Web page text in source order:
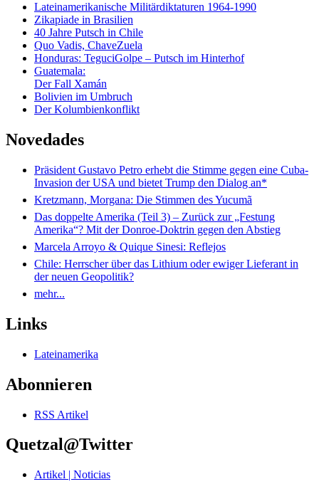
Lateinamerikanische Militärdiktaturen 1964-1990
Zikapiade in Brasilien
40 Jahre Putsch in Chile
Quo Vadis, ChaveZuela
Honduras: TeguciGolpe – Putsch im Hinterhof
Guatemala:
Der Fall Xamán
Bolivien im Umbruch
Der Kolumbienkonflikt
Novedades
Präsident Gustavo Petro erhebt die Stimme gegen eine Cuba-
Invasion der USA und bietet Trump den Dialog an*
Kretzmann, Morgana: Die Stimmen des Yucumã
Das doppelte Amerika (Teil 3) – Zurück zur „Festung
Amerika“? Mit der Donroe-Doktrin gegen den Abstieg
Marcela Arroyo & Quique Sinesi: Reflejos
Chile: Herrscher über das Lithium oder ewiger Lieferant in
der neuen Geopolitik?
mehr...
Links
Lateinamerika
Abonnieren
RSS Artikel
Quetzal@Twitter
Artikel | Noticias